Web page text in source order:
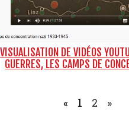
VISUALISATION DE VIDÉOS
GUERRES, LES CAMPS DE
« 1 2 »